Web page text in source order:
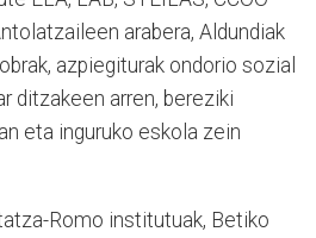
arabera, Aldundiak
azpiegiturak ondorio sozial
ditzakeen arren, bereziki
eta inguruko eskola zein
Romo institutuak, Betiko